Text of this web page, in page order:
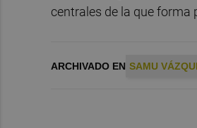
centrales de la que forma
ARCHIVADO EN SAMU